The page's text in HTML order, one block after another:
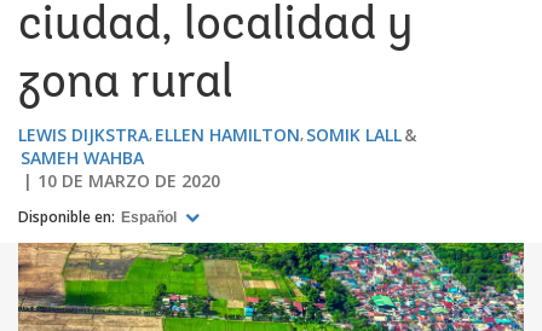
ciudad, localidad y
zona rural
LEWIS DIJKSTRA ELLEN HAMILTON SOMIK LALL
SAMEH WAHBA
10 DE MARZO DE 2020
Disponible en: Español